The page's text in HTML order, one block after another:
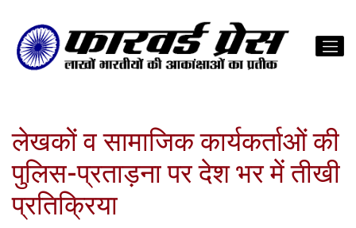
लेखकों व सामाजिक कार्यकर्ताओं की
पुलिस-प्रताड़ना पर देश भर में तीखी
प्रतिक्रिया